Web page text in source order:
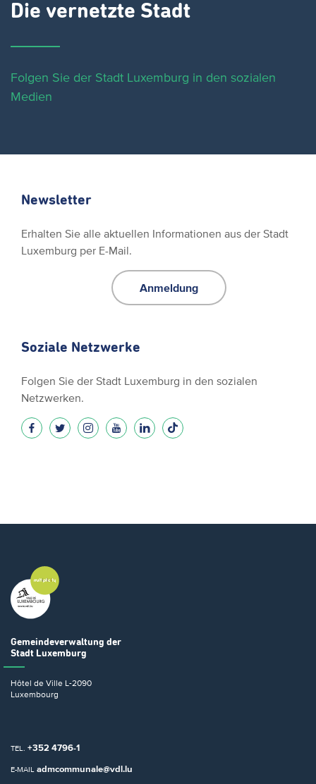
Die vernetzte Stadt
Folgen Sie der Stadt Luxemburg in den sozialen
Medien
Newsletter
Erhalten Sie alle aktuellen Informationen aus der Stadt
Luxemburg per E-Mail.
Anmeldung
Soziale Netzwerke
Folgen Sie der Stadt Luxemburg in den sozialen
Netzwerken.
Gemeindeverwaltung der
Stadt Luxemburg
Hôtel de Ville L-2090
Luxembourg
TEL. +352 4796-1
E-MAIL admcommunale@vdl.lu